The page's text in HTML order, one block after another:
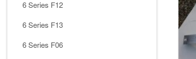
6 Series F12
6 Series F13
6 Series F06